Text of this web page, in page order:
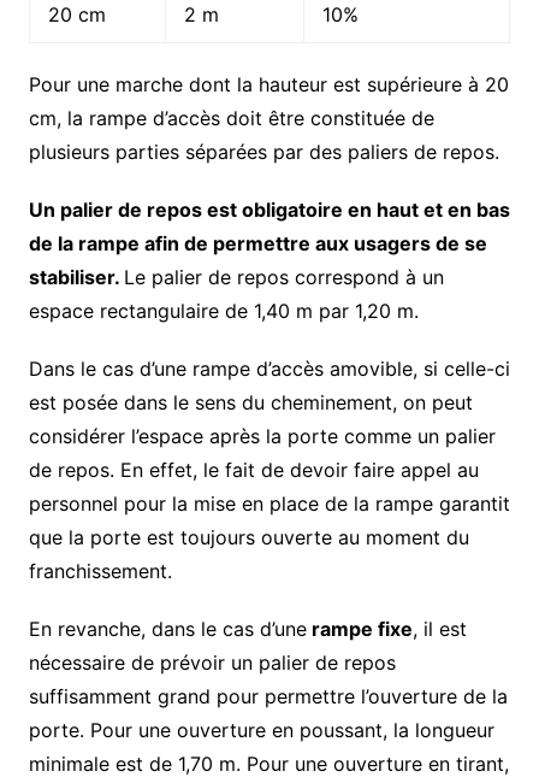
20 cm 2 m 10%
Pour une marche dont la hauteur est supérieure à 20
cm, la rampe d’accès doit être constituée de
plusieurs parties séparées par des paliers de repos.
Un palier de repos est obligatoire en haut et en bas
de la rampe afin de permettre aux usagers de se
stabiliser. Le palier de repos correspond à un
espace rectangulaire de 1,40 m par 1,20 m.
Dans le cas d’une rampe d’accès amovible, si celle-ci
est posée dans le sens du cheminement, on peut
considérer l’espace après la porte comme un palier
de repos. En effet, le fait de devoir faire appel au
personnel pour la mise en place de la rampe garantit
que la porte est toujours ouverte au moment du
franchissement.
En revanche, dans le cas d’unerampe fixe, il est
nécessaire de prévoir un palier de repos
suffisamment grand pour permettre l’ouverture de la
porte. Pour une ouverture en poussant, la longueur
minimale est de 1,70 m. Pour une ouverture en tirant,